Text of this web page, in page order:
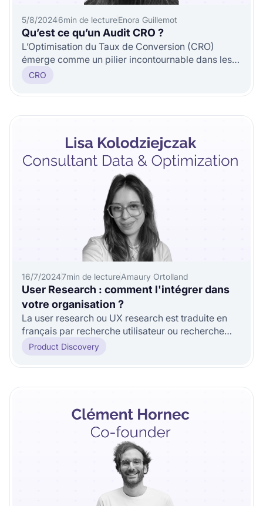
5/8/20246min de lectureEnora Guillemot
Qu’est ce qu’un Audit CRO ?
L’Optimisation du Taux de Conversion (CRO)
émerge comme un pilier incontournable dans les
stratégies de sites internet.
CRO
16/7/20247min de lectureAmaury Ortolland
User Research : comment l'intégrer dans
votre organisation ?
La user research ou UX research est traduite en
français par recherche utilisateur ou recherche
UX. La user research est un
Product Discovery